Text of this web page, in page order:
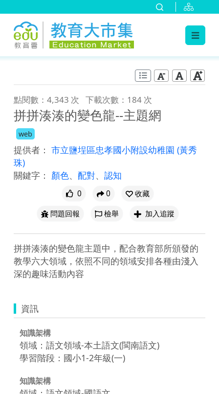
點閱數：4,343 次 下載次數：184 次
拼拼湊湊的變色龍--主題網
web
提供者： 市立鹽埕區忠孝國小附設幼稚園 (黃秀
珠)
關鍵字： 顏色、 配對、 認知
0 0
收藏
問題回報
檢舉 加入追蹤
拼拼湊湊的變色龍主題中，配合教育部所頒發的
教學六大領域，依照不同的領域安排各種由淺入
深的趣味活動內容
資訊
知識架構
領域：語文領域-本土語文(閩南語文)
學習階段：國小1-2年級(一)
知識架構